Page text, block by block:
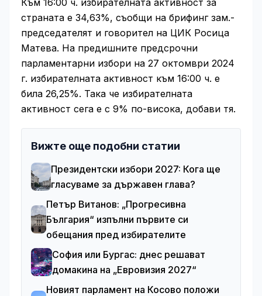
Към 16:00 ч. избирателната активност за
страната е 34,63%, съобщи на брифинг зам.-
председателят и говорител на ЦИК Росица
Матева. На предишните предсрочни
парламентарни избори на 27 октомври 2024
г. избирателната активност към 16:00 ч. е
била 26,25%. Така че избирателната
активност сега е с 9% по-висока, добави тя.
Вижте още подобни статии
Президентски избори 2027: Кога ще
гласуваме за държавен глава?
Петър Витанов: „Прогресивна
България“ изпълни първите си
обещания пред избирателите
София или Бургас: днес решават
домакина на „Евровизия 2027“
Новият парламент на Косово положи